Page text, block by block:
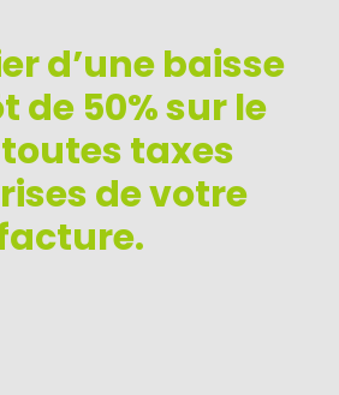
d’unebaisse
de 50%sur le
taxes
de votre